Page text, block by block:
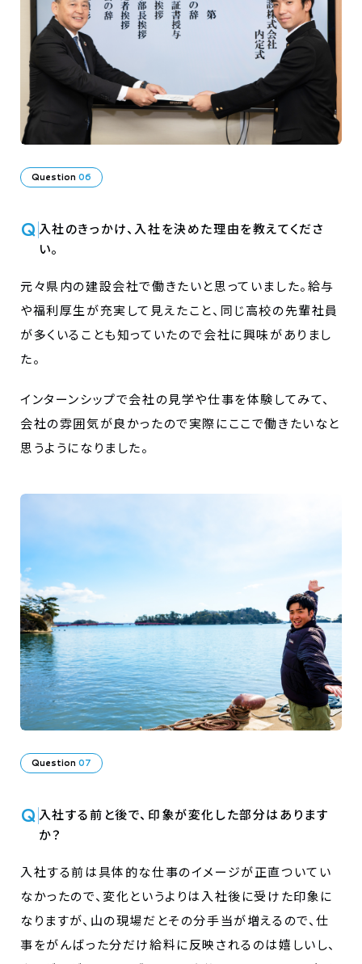
Question 06
Q 入社のきっかけ、入社を決めた理由を教えてくださ
い。
元々県内の建設会社で働きたいと思っていました。給与
や福利厚生が充実して見えたこと、同じ高校の先輩社員
が多くいることも知っていたので会社に興味がありまし
た。
インターンシップで会社の見学や仕事を体験してみて、
会社の雰囲気が良かったので実際にここで働きたいなと
思うようになりました。
Question 07
Q入社する前と後で、印象が変化した部分はあります
か？
入社する前は具体的な仕事のイメージが正直ついてい
なかったので、変化というよりは入社後に受けた印象に
なりますが、山の現場だとその分手当が増えるので、仕
事をがんばった分だけ給料に反映されるのは嬉しいし、